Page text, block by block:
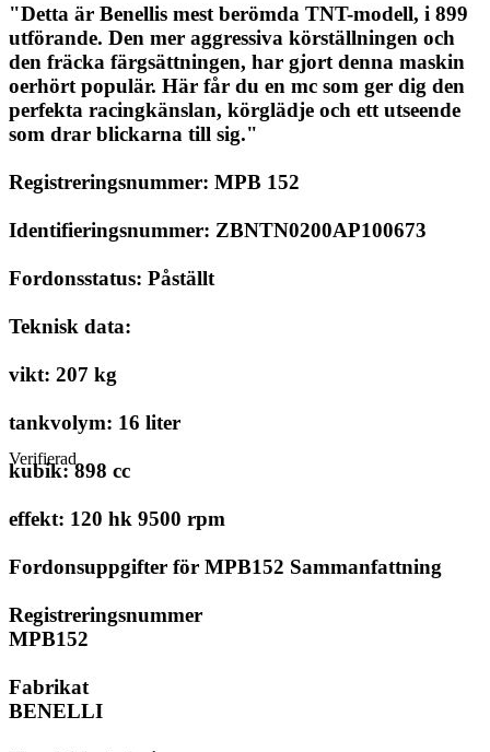
"Detta är Benellis mest berömda TNT-modell, i 899
utförande. Den mer aggressiva körställningen och
den fräcka färgsättningen, har gjort denna maskin
oerhört populär. Här får du en mc som ger dig den
perfekta racingkänslan, körglädje och ett utseende
som drar blickarna till sig."
Registreringsnummer: MPB 152
Identifieringsnummer: ZBNTN0200AP100673
Fordonsstatus: Påställt
Teknisk data:
vikt: 207 kg
tankvolym: 16 liter
kubik: 898 cc
effekt: 120 hk 9500 rpm
Fordonsuppgifter för MPB152 Sammanfattning
Registreringsnummer
MPB152
Fabrikat
BENELLI
Verifierad